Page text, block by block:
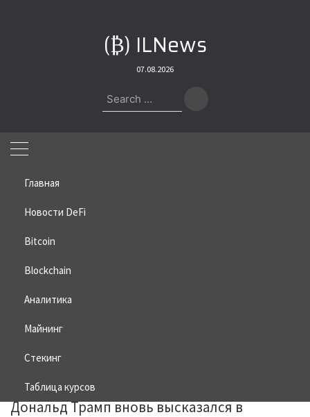
(₿) ILNews
07.08.2026
Search
for:
Главная
Новости DeFi
Bitcoin
Blockchain
Аналитика
Майнинг
Стекинг
Таблица курсов
Home»Bitcoin
Дональдь Трамп поддержал
биткоин
03.07.2026
Дональд Трамп вновь высказался в